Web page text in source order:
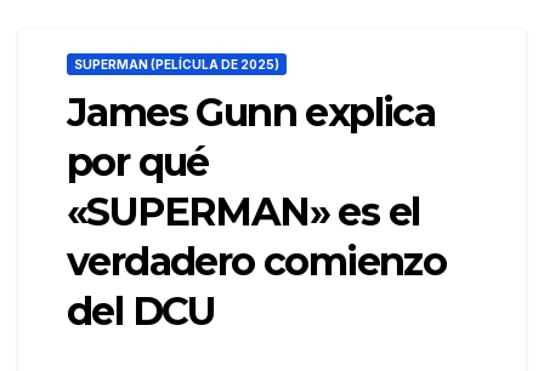
SUPERMAN (PELÍCULA DE 2025)
James Gunn explica
por qué
«SUPERMAN» es el
verdadero comienzo
del DCU